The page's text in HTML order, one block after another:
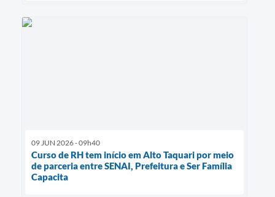
09 JUN 2026 - 09h40
Curso de RH tem início em Alto Taquari por meio
de parceria entre SENAI, Prefeitura e Ser Família
Capacita